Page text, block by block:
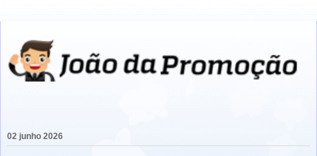
02 junho 2026